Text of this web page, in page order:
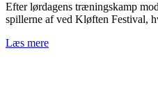
Efter lørdagens træningskamp
spillerne af ved Kløften Festival,
Læs mere